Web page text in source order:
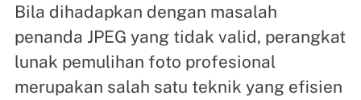
Bila dihadapkan dengan masalah
penanda JPEG yang tidak valid, perangkat
lunak pemulihan foto profesional
merupakan salah satu teknik yang efisien